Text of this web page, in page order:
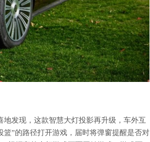
发现，这款智慧大灯投影再升级，车外互
”的路径打开游戏，届时将弹窗提醒是否对